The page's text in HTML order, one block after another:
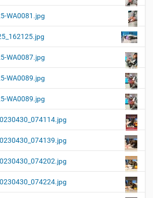
WA0081.jpg
WA0087.jpg
WA0089.jpg
WA0089.jpg